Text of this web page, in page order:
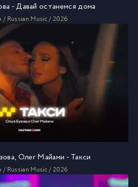
- Давай останемся дома
/ Russian Music / 2026
Олег Майами - Такси
/ Russian Music / 2026